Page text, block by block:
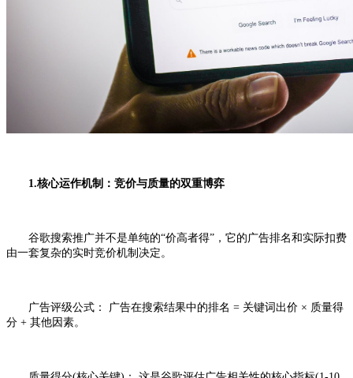
1.核心运作机制：竞价与质量的双重博弈
谷歌搜索推广并不是单纯的“价高者得”，它的广告排名和实际扣费
由一套复杂的实时竞价机制决定。
广告评级公式： 广告在搜索结果中的排名 = 关键词出价 × 质量得
分 + 其他因素。